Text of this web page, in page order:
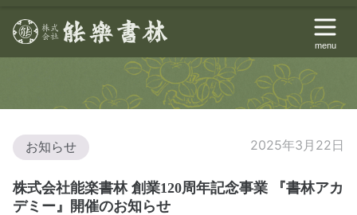
menu
お知らせ 2025年3月22日
株式会社能楽書林 創業120周年記念事業 『書林アカ
デミー』開催のお知らせ